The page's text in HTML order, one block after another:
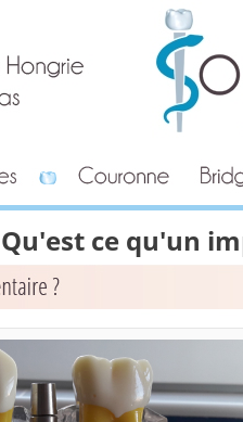
Qu'est ce qu'un